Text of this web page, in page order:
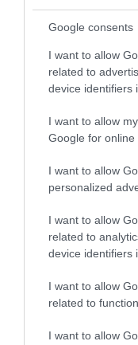
Google consents
I want to allow
related to
device identifiers
I want to allow
Google for online
I want to allow
personalized
I want to allow
related to
device identifiers
I want to allow
related to
I want to allow
ΟΙΚΟΝΟΜΙΑ